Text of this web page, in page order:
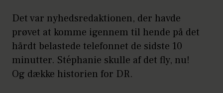
Det var nyhedsredaktionen, der havde
prøvet at komme igennem til hende på det
hårdt belastede telefonnet de sidste 10
minutter. Stéphanie skulle af det fly, nu!
Og dække historien for DR.